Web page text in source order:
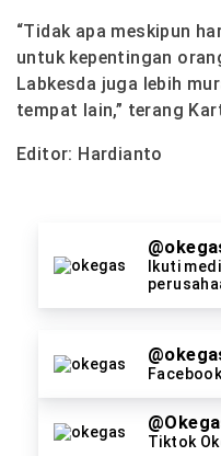
“Tidak apa meskipun
untuk kepentingan
Labkesda juga lebih
tempat lain,” terang
Editor: Hardianto
Ikuti
Tiktok